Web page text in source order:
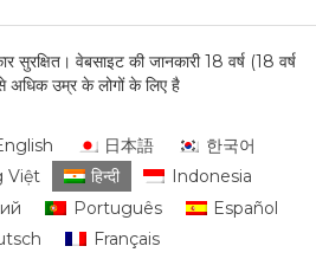
सुरक्षित। वेबसाइट की जानकारी 18 वर्ष (18 वर्ष
उम्र के लोगों के लिए है
日本語
한국어
Việt हिन्दी
Indonesia
Português
Español
Français